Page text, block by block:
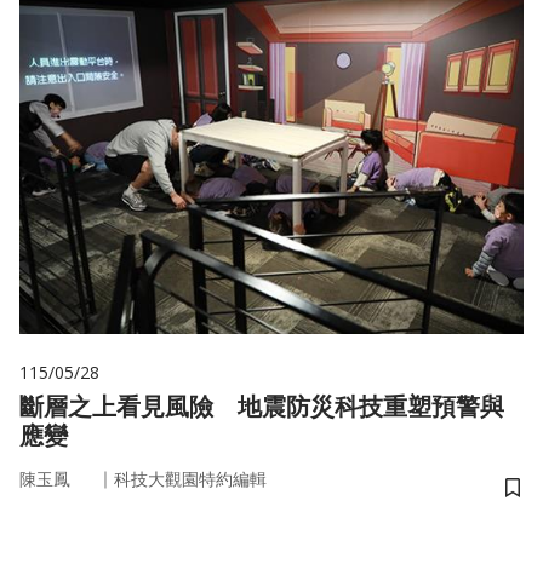
115/05/28
斷層之上看見風險 地震防災科技重塑預警與
應變
陳玉鳳 ｜ 科技大觀園特約編輯
儲